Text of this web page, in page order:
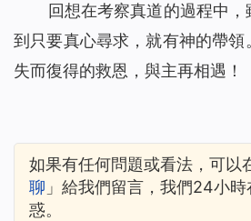
回想在考察真道的過程中
到只要真心尋求，就有神的帶領
失而復得的救恩，與主再相遇！
如果有任何問題或看法，可以
聊 」給我們留言，我們24小
惑。